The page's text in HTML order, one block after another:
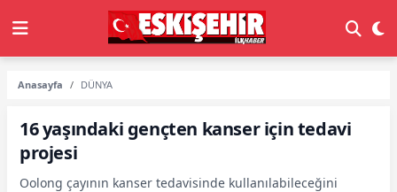
Anasayfa DÜNYA
16 yaşındaki gençten kanser için tedavi
projesi
Oolong çayının kanser tedavisinde kullanılabileceğini